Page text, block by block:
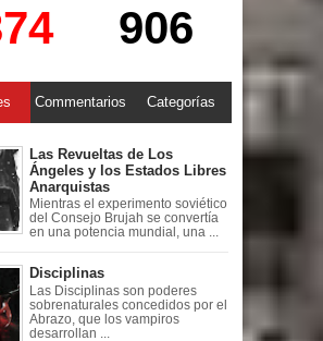
906
Commentarios Categorías
Las Revueltas de Los
Ángeles y los Estados Libres
Anarquistas
Mientras el experimento soviético
del Consejo Brujah se convertía
en una potencia mundial, una ...
Disciplinas
Las Disciplinas son poderes
sobrenaturales concedidos por el
Abrazo, que los vampiros
desarrollan ...